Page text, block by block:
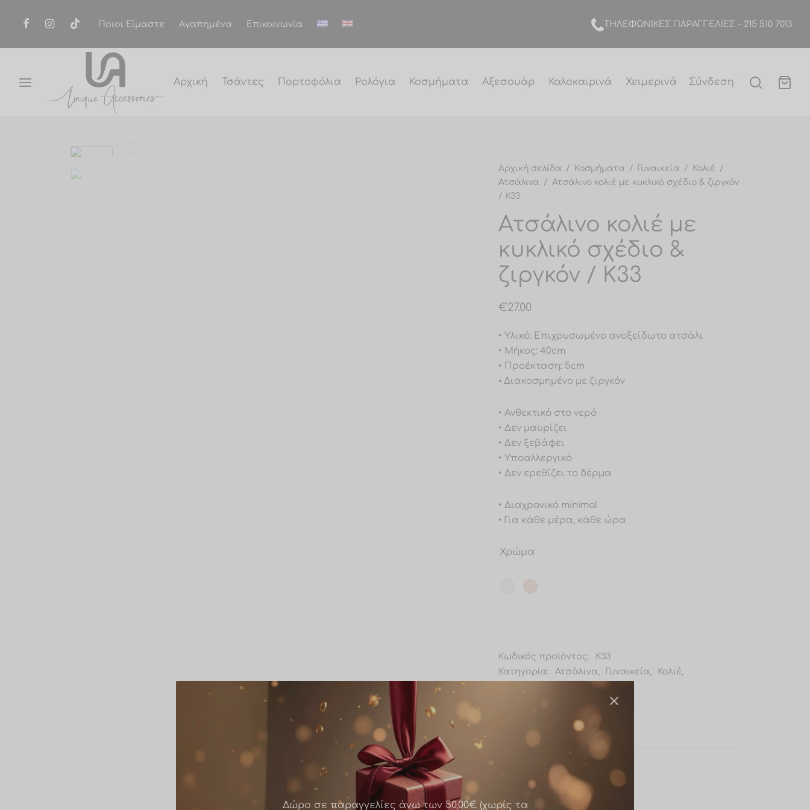
Δώρο σε παραγγελίες άνω των 50,00€ (χωρίς τα
Ποιοι Είμαστε Αγαπημένα Επικοινωνία TΗΛΕΦΩΝΙΚΕΣ ΠΑΡΑΓΓΕΛΙΕΣ - 215 510 7013
Αρχική Τσάντες Πορτοφόλια Ρολόγια Κοσμήματα Αξεσουάρ Καλοκαιρινά Χειμερινά Σύνδεση
Αρχική σελίδα / Κοσμήματα / Γυναικεία / Κολιέ /
Ατσάλινα / Ατσάλινο κολιέ με κυκλικό σχέδιο & ζιργκόν
/ Κ33
Ατσάλινο κολιέ με
κυκλικό σχέδιο &
ζιργκόν / Κ33
€27.00
• Υλικό: Επιχρυσωμένο ανοξείδωτο ατσάλι
• Μήκος: 40cm
• Προέκταση: 5cm
⦁ Διακοσμημένο με ζιργκόν
• Ανθεκτικό στο νερό
• Δεν μαυρίζει
• Δεν ξεβάφει
• Υποαλλεργικό
• Δεν ερεθίζει το δέρμα
• Διαχρονικό minimal
• Για κάθε μέρα, κάθε ώρα
Χρώμα
Κωδικός προϊόντος:
Κ33
Κατηγορία:
Ατσάλινα, Γυναικεία, Κολιέ,